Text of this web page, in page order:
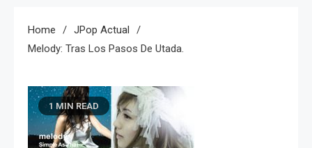
Home
JPop Actual
Melody: Tras Los Pasos De Utada.
1 MIN READ